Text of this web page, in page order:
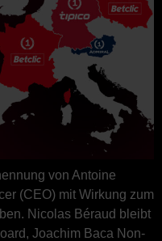
von Antoine
(CEO) mit Wirkung zum
Nicolas Béraud bleibt
Joachim Baca Non-